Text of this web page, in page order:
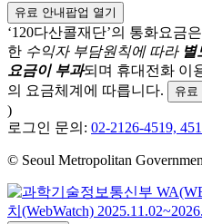
유료 안내팝업 열기
‘120다산콜재단’의 통화요금
한 수익자 부담원칙에 따라 별
요금이 부과되며 휴대전화 이
의 요금체계에 따릅니다.
유료
)
로그인 문의: 02-2126-4519,
© Seoul Metropolitan